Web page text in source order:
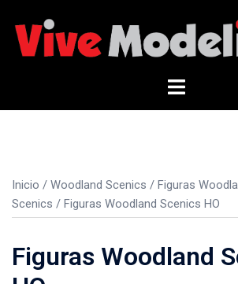
contenido
Alternar
Inicio / Woodland Scenics / Figuras
Scenics / Figuras Woodland Scenics HO
Figuras Woodland